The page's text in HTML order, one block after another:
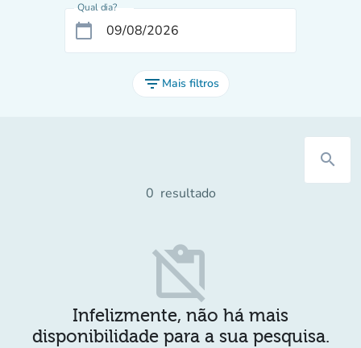
Qual dia?
calendar_today
filter_list Mais filtros
search
0 resultado
content_paste_off
Infelizmente, não há mais
disponibilidade para a sua pesquisa.